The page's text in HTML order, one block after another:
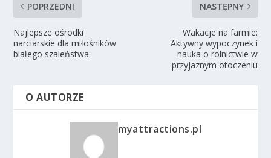
POPRZEDNI
Najlepsze ośrodki
narciarskie dla miłośników
białego szaleństwa
NASTĘPNY
Wakacje na farmie:
Aktywny wypoczynek i
nauka o rolnictwie w
przyjaznym otoczeniu
O AUTORZE
myattractions.pl